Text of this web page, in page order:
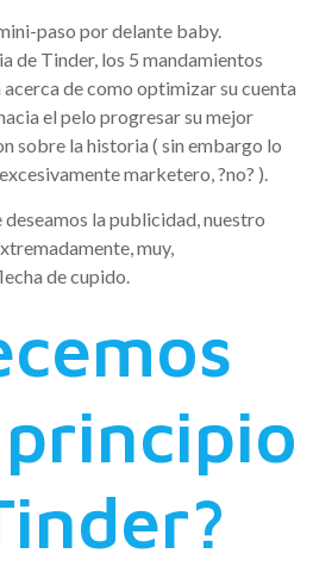
paso por delante baby.
de Tinder, los 5 mandamientos
de como optimizar su cuenta
el pelo progresar su mejor
sobre la historia ( sin embargo lo
marketero, ?no? ).
la publicidad, nuestro
muy,
de cupido.